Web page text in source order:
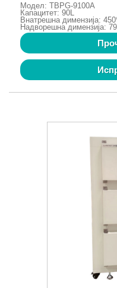
Модел: TBPG-9100A
Капацитет: 90L
Внатрешна димензија:
Надворешна димензија: